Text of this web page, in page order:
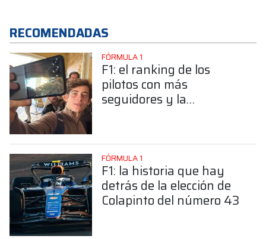
RECOMENDADAS
FÓRMULA 1
F1: el ranking de los
pilotos con más
seguidores y la
FÓRMULA 1
F1: la historia que hay
detrás de la elección de
Colapinto del número 43